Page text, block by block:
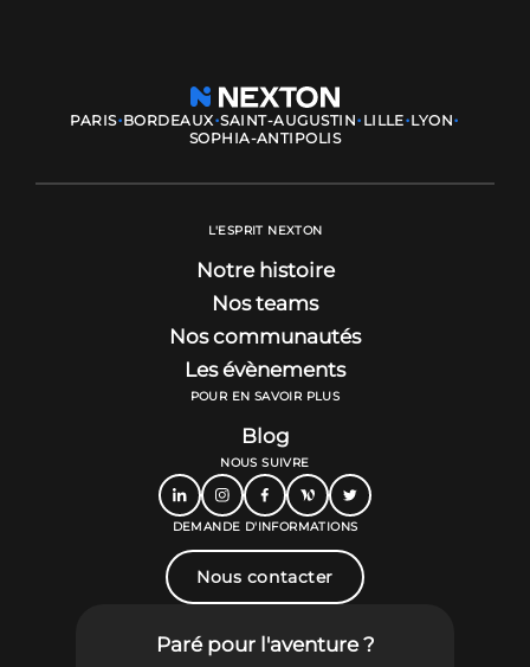
PARIS·BORDEAUX·SAINT-AUGUSTIN· LILLE·LYON·
SOPHIA-ANTIPOLIS
L'ESPRIT NEXTON
Notre histoire
Nos teams
Nos communautés
Les évènements
POUR EN SAVOIR PLUS
Blog
NOUS SUIVRE
DEMANDE D'INFORMATIONS
Nous contacter
Paré pour l'aventure ?